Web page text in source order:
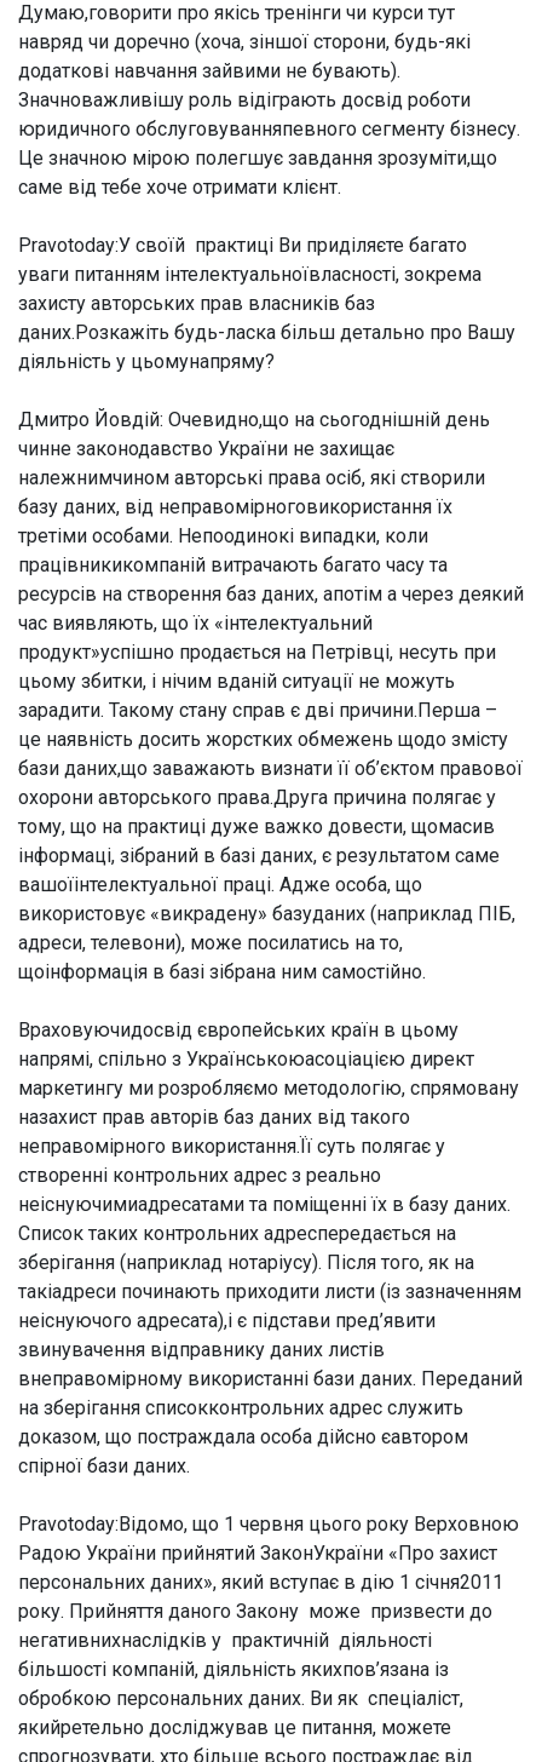
Думаю,говорити про якісь тренінги чи курси тут
навряд чи доречно (хоча, зіншої сторони, будь-які
додаткові навчання зайвими не бувають).
Значноважливішу роль відіграють досвід роботи
юридичного обслуговуванняпевного сегменту бізнесу.
Це значною мірою полегшує завдання зрозуміти,що
саме від тебе хоче отримати клієнт.
Pravotoday:У своїй практиці Ви приділяєте багато
уваги питанням інтелектуальноївласності, зокрема
захисту авторських прав власників баз
даних.Розкажіть будь-ласка більш детально про Вашу
діяльність у цьомунапряму?
Дмитро Йовдій: Очевидно,що на сьогоднішній день
чинне законодавство України не захищає
належнимчином авторські права осіб, які створили
базу даних, від неправомірноговикористання їх
третіми особами. Непоодинокі випадки, коли
працівникикомпаній витрачають багато часу та
ресурсів на створення баз даних, апотім а через деякий
час виявляють, що їх «інтелектуальний
продукт»успішно продається на Петрівці, несуть при
цьому збитки, і нічим вданій ситуації не можуть
зарадити. Такому стану справ є дві причини.Перша –
це наявність досить жорстких обмежень щодо змісту
бази даних,що заважають визнати її об’єктом правової
охорони авторського права.Друга причина полягає у
тому, що на практиці дуже важко довести, щомасив
інформаці, зібраний в базі даних, є результатом саме
вашоїінтелектуальної праці. Адже особа, що
використовує «викрадену» базуданих (наприклад ПІБ,
адреси, телевони), може посилатись на то,
щоінформація в базі зібрана ним самостійно.
Враховуючидосвід європейських країн в цьому
напрямі, спільно з Українськоюасоціацією директ
маркетингу ми розробляємо методологію, спрямовану
назахист прав авторів баз даних від такого
неправомірного використання.Її суть полягає у
створенні контрольних адрес з реально
неіснуючимиадресатами та поміщенні їх в базу даних.
Список таких контрольних адреспередається на
зберігання (наприклад нотаріусу). Після того, як на
такіадреси починають приходити листи (із зазначенням
неіснуючого адресата),і є підстави пред’явити
звинувачення відправнику даних листів
внеправомірному використанні бази даних. Переданий
на зберігання списокконтрольних адрес служить
доказом, що постраждала особа дійсно єавтором
спірної бази даних.
Pravotoday:Відомо, що 1 червня цього року Верховною
Радою України прийнятий ЗаконУкраїни «Про захист
персональних даних», який вступає в дію 1 січня2011
року. Прийняття даного Закону може призвести до
негативнихнаслідків у практичній діяльності
більшості компаній, діяльність якихпов’язана із
обробкою персональних даних. Ви як спеціаліст,
якийретельно досліджував це питання, можете
спрогнозувати, хто більше всього постраждає від